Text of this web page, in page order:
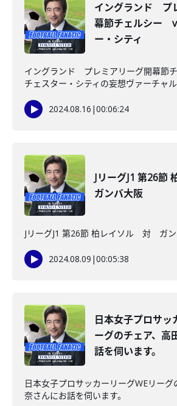
イングランド プ
幕節チェルシー
ー・シティ
イングランド プレミアリーグ開幕節
チェスター・シティの妄想ヴァーチャ
2024.08.16 |00:06:24
JリーグJ1 第26
ガンバ大阪
JリーグJ1 第26節 柏レイソル 対 ガ
2024.08.09 |00:05:38
日本女子プロサッ
ーグのチェア、高
話を伺います。
日本女子プロサッカーリーグWEリーグ
奈さんにお話を伺います。